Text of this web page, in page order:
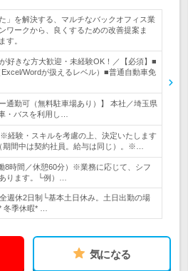
」を解決する、マルチなバックオフィス業
ワークから、良くするための改善提案ま
す。
好きな方大歓迎・未経験OK！／【必須】■
Wordが扱えるレベル）■普通自動車免
通勤可（無料駐車場あり）】 本社／埼玉県
・バスを利用し…
経験・スキルを考慮の上、決定いたします
間中は契約社員。給与は同じ）。※…
8時間／休憩60分）※業務に応じて、シフ
ります。└例）…
週休2日制└基本土日休み。土日出勤の場
冬季休暇* …
気になる